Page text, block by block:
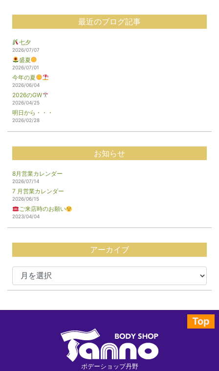
最近のブログ記事
七夕
2026/07/07
盛夏
2026/07/01
今年の夏
2026/06/04
2026のGW
2026/04/25
明日から・・・
2026/02/28
お知らせ
8月営業カレンダー
2026/07/14
7 月営業カレンダー
2026/06/15
ご来店時のお願い
2023/04/04
アーカイブ
Top
ボデーショップ丹野